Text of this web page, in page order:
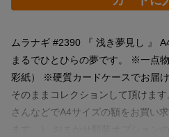
ムラナギ #2390 『 浅き夢見し 』
まるでひとひらの夢です。 ※一点
彩紙） ※硬質カードケースでお届
そのままコレクションして頂けま
さんなどでA4サイズの額をお買い